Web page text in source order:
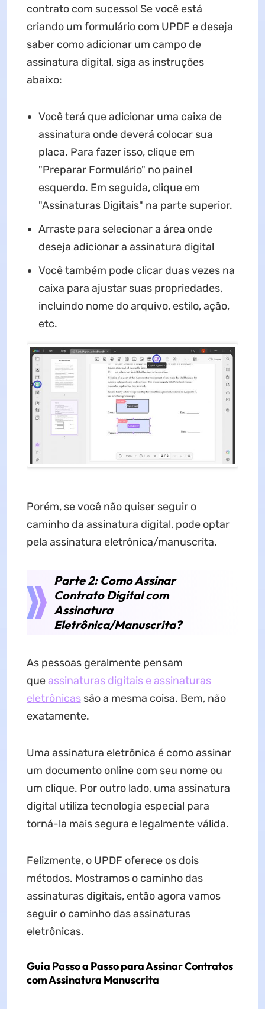
contrato com sucesso! Se você está
criando um formulário com UPDF e deseja
saber como adicionar um campo de
assinatura digital, siga as instruções
abaixo:
Você terá que adicionar uma caixa de
assinatura onde deverá colocar sua
placa. Para fazer isso, clique em
"Preparar Formulário" no painel
esquerdo. Em seguida, clique em
"Assinaturas Digitais" na parte superior.
Arraste para selecionar a área onde
deseja adicionar a assinatura digital
Você também pode clicar duas vezes na
caixa para ajustar suas propriedades,
incluindo nome do arquivo, estilo, ação,
etc.
Porém, se você não quiser seguir o
caminho da assinatura digital, pode optar
pela assinatura eletrônica/manuscrita.
Parte 2: Como Assinar
Contrato Digital com
Assinatura
Eletrônica/Manuscrita?
As pessoas geralmente pensam
queassinaturas digitais e assinaturas
eletrônicassão a mesma coisa. Bem, não
exatamente.
Uma assinatura eletrônica é como assinar
um documento online com seu nome ou
um clique. Por outro lado, uma assinatura
digital utiliza tecnologia especial para
torná-la mais segura e legalmente válida.
Felizmente, o UPDF oferece os dois
métodos. Mostramos o caminho das
assinaturas digitais, então agora vamos
seguir o caminho das assinaturas
eletrônicas.
Guia Passo a Passo para Assinar Contratos
com Assinatura Manuscrita